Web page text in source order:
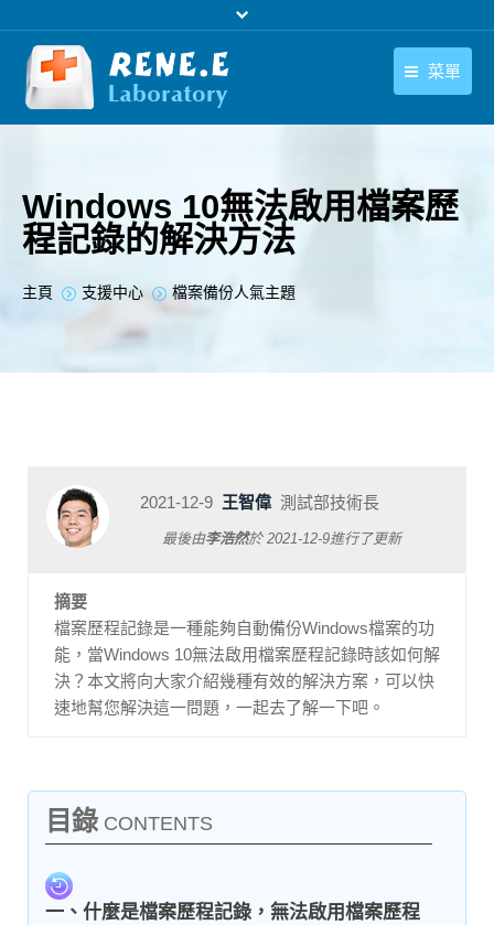
菜單
下載中心
購買
聯絡我們
Windows 10無法啟用檔案歷
程記錄的解決方法
您在此处：
主頁 支援中心 檔案備份人氣主題
2021-12-9 王智偉 測試部技術長
最後由李浩然於2021-12-9進行了更新
摘要
檔案歷程記錄是一種能夠自動備份Windows檔案的功
能，當Windows 10無法啟用檔案歷程記錄時該如何解
決？本文將向大家介紹幾種有效的解決方案，可以快
速地幫您解決這一問題，一起去了解一下吧。
目錄 CONTENTS
一、什麼是檔案歷程記錄，無法啟用檔案歷程